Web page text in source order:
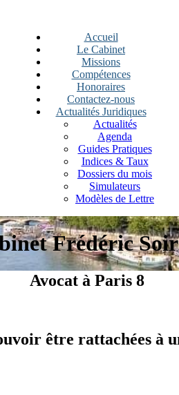
Accueil
Le Cabinet
Missions
Compétences
Honoraires
Contactez-nous
Actualités Juridiques
Actualités
Agenda
Guides Pratiques
Indices & Taux
Dossiers du mois
Simulateurs
Modèles de Lettre
Frédéric
Avocat à Paris 8
être rattachées à